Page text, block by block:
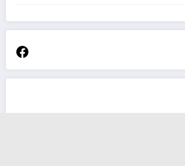
Facebook